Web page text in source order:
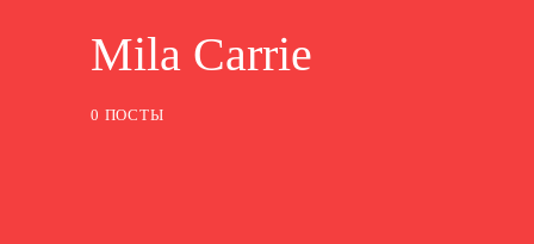
Mila Carrie
0 ПОСТЫ